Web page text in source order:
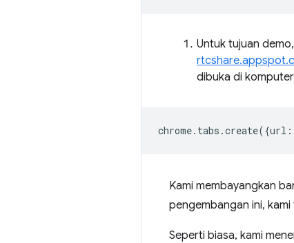
Untuk tujuan
dibuka di
chrome. tabs .create({url :
Kami membayangkan
pengembangan ini,
Seperti biasa, kami